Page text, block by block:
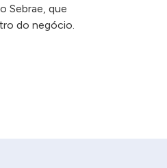
Sebrae, que
do negócio.